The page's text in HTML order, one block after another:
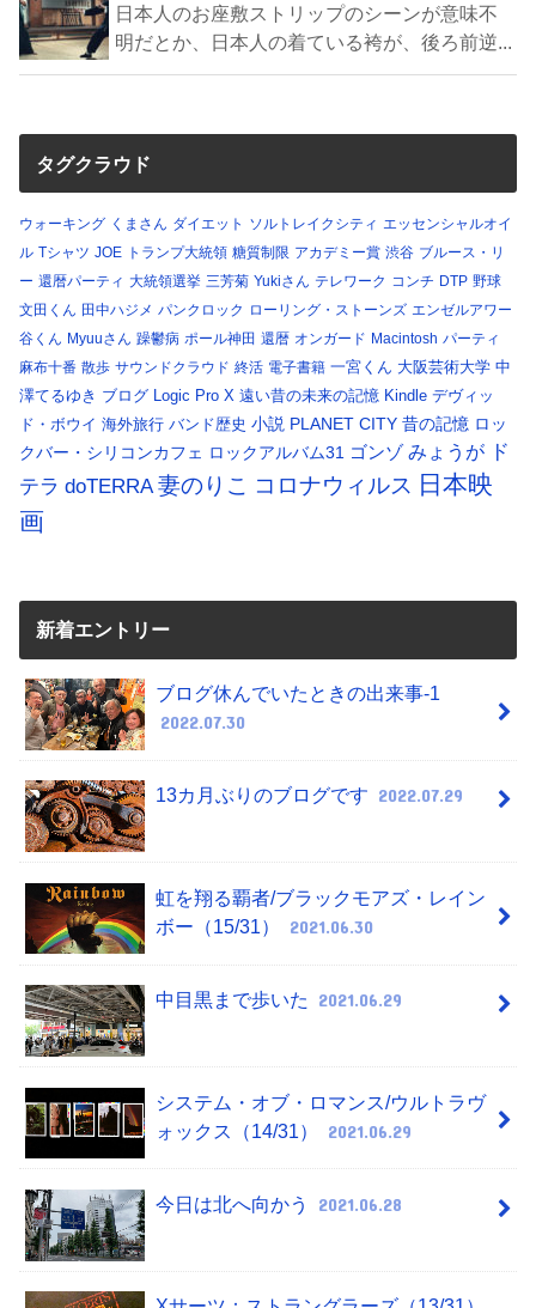
日本人のお座敷ストリップのシーンが意味不
明だとか、日本人の着ている袴が、後ろ前逆...
タグクラウド
ウォーキング くまさん ダイエット ソルトレイクシティ エッセンシャルオイ
ル Tシャツ JOE トランプ大統領 糖質制限 アカデミー賞 渋谷 ブルース・リ
ー 還暦パーティ 大統領選挙 三芳菊 Yukiさん テレワーク コンチ DTP 野球
文田くん 田中ハジメ パンクロック ローリング・ストーンズ エンゼルアワー
谷くん Myuuさん 躁鬱病 ポール神田 還暦 オンガード Macintosh パーティ
麻布十番 散歩 サウンドクラウド 終活 電子書籍 一宮くん 大阪芸術大学 中
澤てるゆき ブログ Logic Pro X 遠い昔の未来の記憶 Kindle デヴィッ
ド・ボウイ 海外旅行 バンド歴史 小説 PLANET CITY 昔の記憶 ロッ
クバー・シリコンカフェ ロックアルバム31 ゴンゾ みょうが
ド
テラ doTERRA 妻のりこ コロナウィルス 日本映
画
新着エントリー
ブログ休んでいたときの出来事-1
2022.07.30
13カ月ぶりのブログです 2022.07.29
虹を翔る覇者/ブラックモアズ・レイン
ボー（15/31）
2021.06.30
中目黒まで歩いた 2021.06.29
システム・オブ・ロマンス/ウルトラヴ
ォックス（14/31）
2021.06.29
今日は北へ向かう 2021.06.28